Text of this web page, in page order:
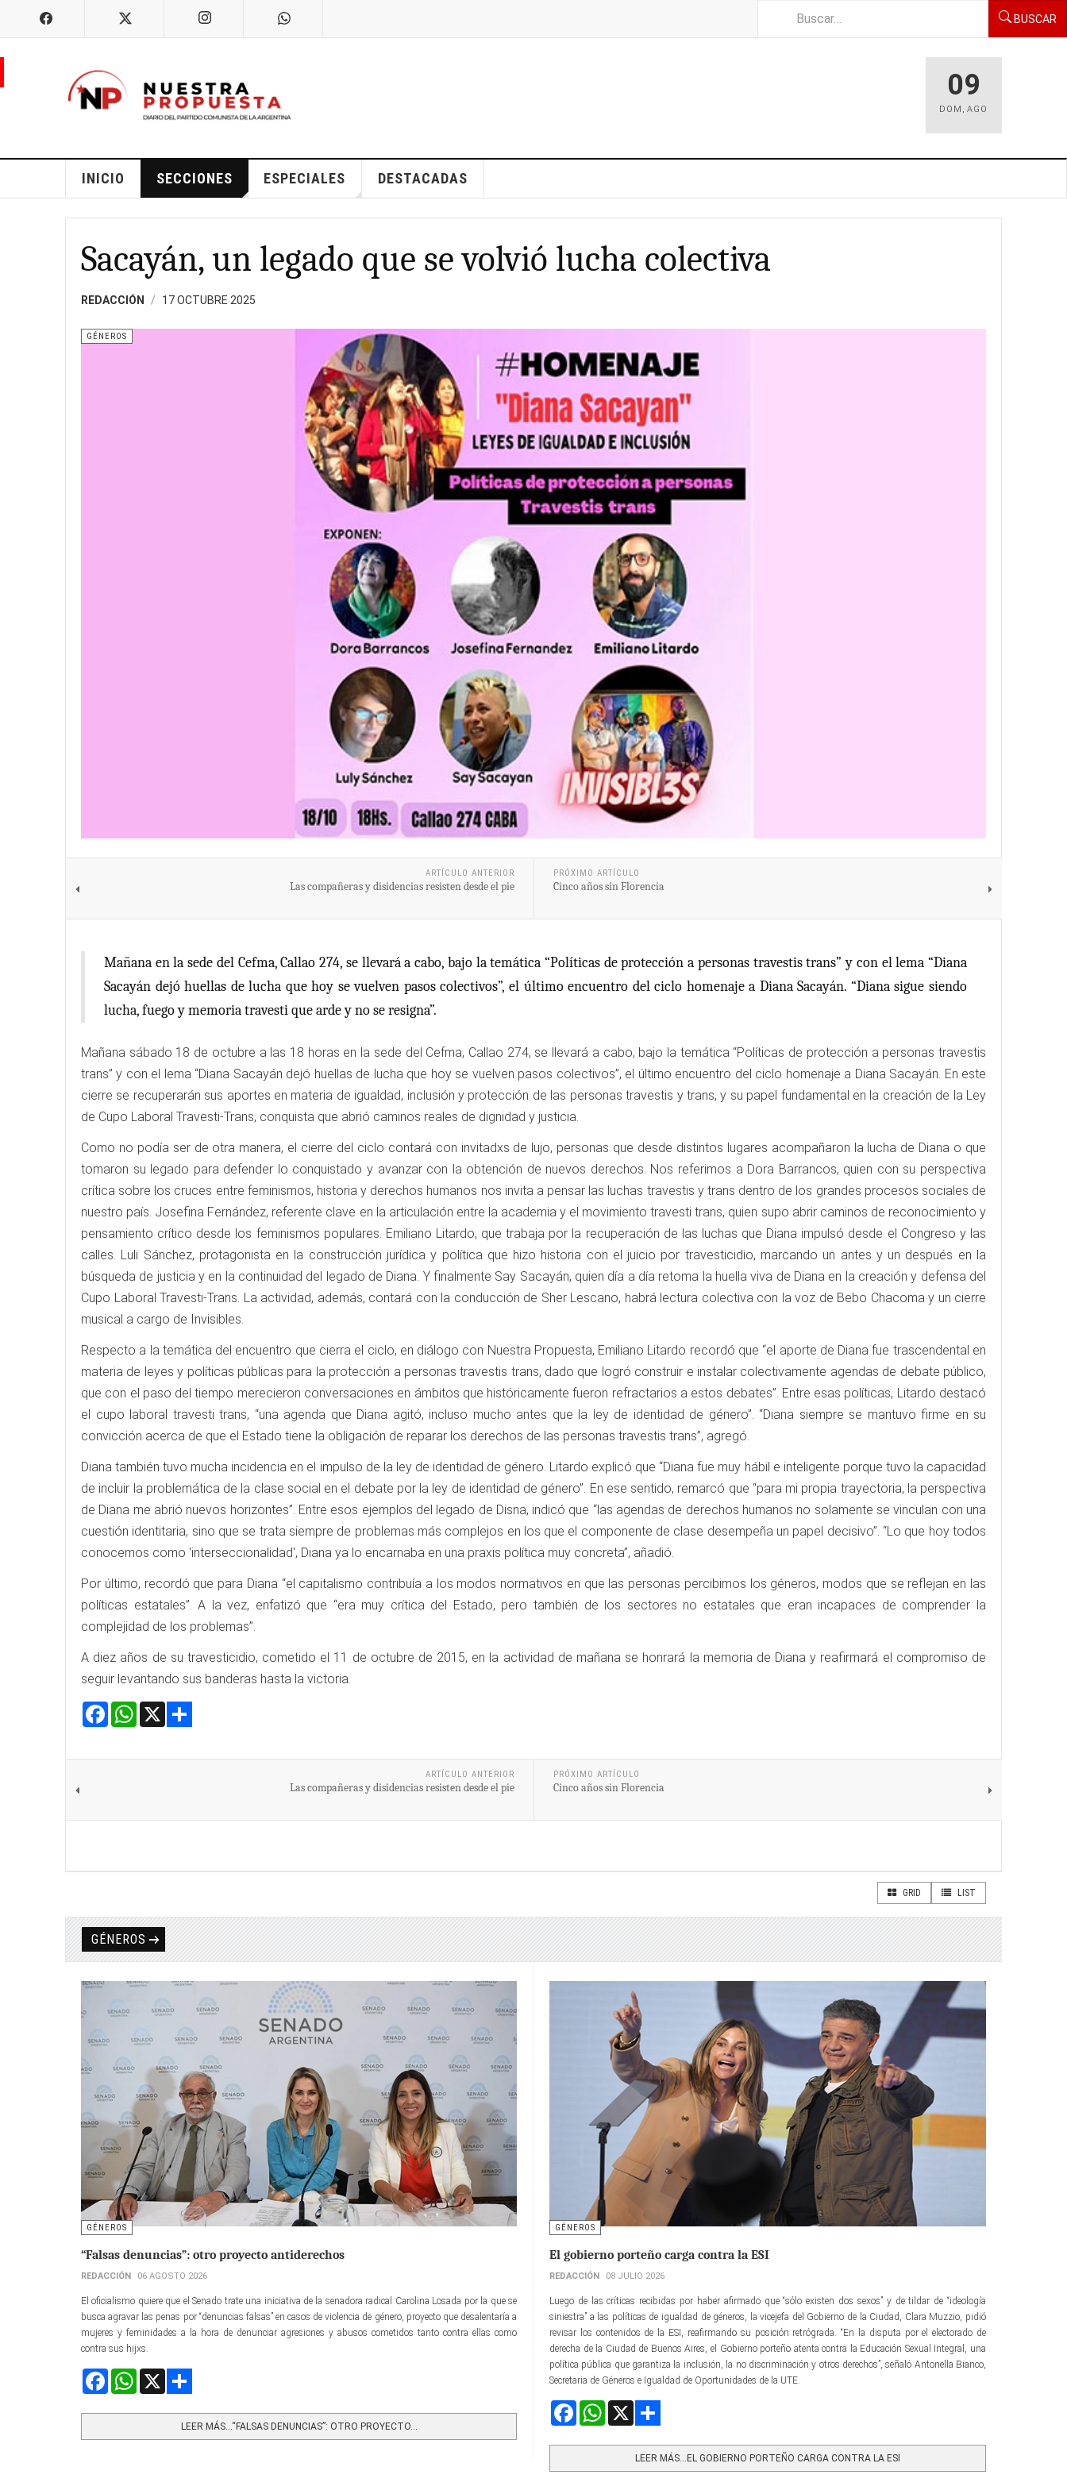
BUSCAR
09
DOM ,AGO
INICIO SECCIONES ESPECIALES DESTACADAS
Sacayán, un legado que se volvió lucha colectiva
REDACCIÓN 17 OCTUBRE 2025
GÉNEROS
ARTÍCULO ANTERIOR
Las compañeras y disidencias resisten desde el pie
PRÓXIMO ARTÍCULO
Cinco años sin Florencia
Mañana en la sede del Cefma, Callao 274, se llevará a cabo, bajo la temática “Políticas de protección a personas travestis trans” y con el lema “Diana
Sacayán dejó huellas de lucha que hoy se vuelven pasos colectivos”, el último encuentro del ciclo homenaje a Diana Sacayán. “Diana sigue siendo
lucha, fuego y memoria travesti que arde y no se resigna”.
Mañana sábado 18 de octubre a las 18 horas en la sede del Cefma, Callao 274, se llevará a cabo, bajo la temática “Políticas de protección a personas travestis
trans” y con el lema “Diana Sacayán dejó huellas de lucha que hoy se vuelven pasos colectivos”, el último encuentro del ciclo homenaje a Diana Sacayán. En este
cierre se recuperarán sus aportes en materia de igualdad, inclusión y protección de las personas travestis y trans, y su papel fundamental en la creación de la Ley
de Cupo Laboral Travesti-Trans, conquista que abrió caminos reales de dignidad y justicia.
Como no podía ser de otra manera, el cierre del ciclo contará con invitadxs de lujo, personas que desde distintos lugares acompañaron la lucha de Diana o que
tomaron su legado para defender lo conquistado y avanzar con la obtención de nuevos derechos. Nos referimos a Dora Barrancos, quien con su perspectiva
crítica sobre los cruces entre feminismos, historia y derechos humanos nos invita a pensar las luchas travestis y trans dentro de los grandes procesos sociales de
nuestro país. Josefina Fernández, referente clave en la articulación entre la academia y el movimiento travesti trans, quien supo abrir caminos de reconocimiento y
pensamiento crítico desde los feminismos populares. Emiliano Litardo, que trabaja por la recuperación de las luchas que Diana impulsó desde el Congreso y las
calles. Luli Sánchez, protagonista en la construcción jurídica y política que hizo historia con el juicio por travesticidio, marcando un antes y un después en la
búsqueda de justicia y en la continuidad del legado de Diana. Y finalmente Say Sacayán, quien día a día retoma la huella viva de Diana en la creación y defensa del
Cupo Laboral Travesti-Trans. La actividad, además, contará con la conducción de Sher Lescano, habrá lectura colectiva con la voz de Bebo Chacoma y un cierre
musical a cargo de Invisibles.
Respecto a la temática del encuentro que cierra el ciclo, en diálogo con Nuestra Propuesta, Emiliano Litardo recordó que “el aporte de Diana fue trascendental en
materia de leyes y políticas públicas para la protección a personas travestis trans, dado que logró construir e instalar colectivamente agendas de debate público,
que con el paso del tiempo merecieron conversaciones en ámbitos que históricamente fueron refractarios a estos debates”. Entre esas políticas, Litardo destacó
el cupo laboral travesti trans, “una agenda que Diana agitó, incluso mucho antes que la ley de identidad de género”. “Diana siempre se mantuvo firme en su
convicción acerca de que el Estado tiene la obligación de reparar los derechos de las personas travestis trans”, agregó.
Diana también tuvo mucha incidencia en el impulso de la ley de identidad de género. Litardo explicó que “Diana fue muy hábil e inteligente porque tuvo la capacidad
de incluir la problemática de la clase social en el debate por la ley de identidad de género”. En ese sentido, remarcó que “para mi propia trayectoria, la perspectiva
de Diana me abrió nuevos horizontes”. Entre esos ejemplos del legado de Disna, indicó que “las agendas de derechos humanos no solamente se vinculan con una
cuestión identitaria, sino que se trata siempre de problemas más complejos en los que el componente de clase desempeña un papel decisivo”. “Lo que hoy todos
conocemos como 'interseccionalidad', Diana ya lo encarnaba en una praxis política muy concreta”, añadió.
Por último, recordó que para Diana “el capitalismo contribuía a los modos normativos en que las personas percibimos los géneros, modos que se reflejan en las
políticas estatales”. A la vez, enfatizó que “era muy crítica del Estado, pero también de los sectores no estatales que eran incapaces de comprender la
complejidad de los problemas”.
A diez años de su travesticidio, cometido el 11 de octubre de 2015, en la actividad de mañana se honrará la memoria de Diana y reafirmará el compromiso de
seguir levantando sus banderas hasta la victoria.
Facebook
WhatsApp
ARTÍCULO ANTERIOR
Las compañeras y disidencias resisten desde el pie
PRÓXIMO ARTÍCULO
Cinco años sin Florencia
GRID LIST
GÉNEROS
GÉNEROS
“Falsas denuncias”: otro proyecto antiderechos
REDACCIÓN 06 AGOSTO 2026
El oficialismo quiere que el Senado trate una iniciativa de la senadora radical Carolina Losada por la que se
busca agravar las penas por “denuncias falsas” en casos de violencia de género, proyecto que desalentaría a
mujeres y feminidades a la hora de denunciar agresiones y abusos cometidos tanto contra ellas como
contra sus hijxs.
FacebookWhatsApp
LEER MÁS…“FALSAS DENUNCIAS”: OTRO PROYECTO...
GÉNEROS
El gobierno porteño carga contra la ESI
REDACCIÓN 08 JULIO 2026
Luego de las críticas recibidas por haber afirmado que “sólo existen dos sexos” y de tildar de “ideología
siniestra” a las políticas de igualdad de géneros, la vicejefa del Gobierno de la Ciudad, Clara Muzzio, pidió
revisar los contenidos de la ESI, reafirmando su posición retrógrada. “En la disputa por el electorado de
derecha de la Ciudad de Buenos Aires, el Gobierno porteño atenta contra la Educación Sexual Integral, una
política pública que garantiza la inclusión, la no discriminación y otros derechos”, señaló Antonella Bianco,
Secretaria de Géneros e Igualdad de Oportunidades de la UTE.
FacebookWhatsApp
LEER MÁS…EL GOBIERNO PORTEÑO CARGA CONTRA LA ESI